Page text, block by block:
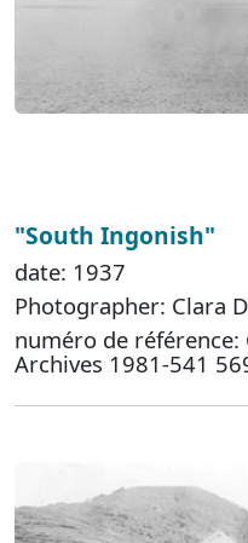
"South Ingonish"
date: 1937
Photographer: Clara
numéro de référence:
Archives 1981-541